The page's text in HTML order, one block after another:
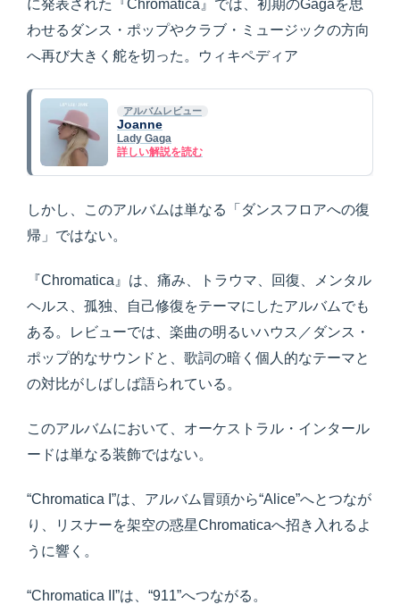
に発表された『Chromatica』では、初期のGagaを思
わせるダンス・ポップやクラブ・ミュージックの方向
へ再び大きく舵を切った。ウィキペディア
アルバムレビュー
Joanne
Lady Gaga
詳しい解説を読む
しかし、このアルバムは単なる「ダンスフロアへの復
帰」ではない。
『Chromatica』は、痛み、トラウマ、回復、メンタル
ヘルス、孤独、自己修復をテーマにしたアルバムでも
ある。レビューでは、楽曲の明るいハウス／ダンス・
ポップ的なサウンドと、歌詞の暗く個人的なテーマと
の対比がしばしば語られている。
このアルバムにおいて、オーケストラル・インタール
ードは単なる装飾ではない。
“Chromatica I”は、アルバム冒頭から“Alice”へとつなが
り、リスナーを架空の惑星Chromaticaへ招き入れるよ
うに響く。
“Chromatica II”は、“911”へつながる。